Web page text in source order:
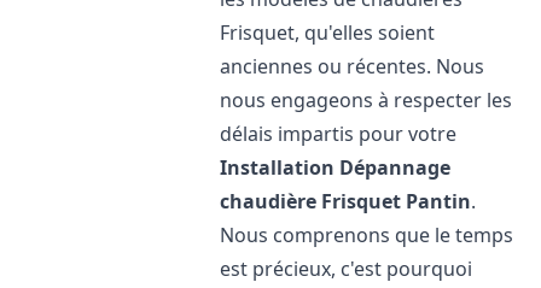
Frisquet, qu'elles soient
anciennes ou récentes. Nous
nous engageons à respecter les
délais impartis pour votre
Installation Dépannage
chaudière Frisquet Pantin.
Nous comprenons que le temps
est précieux, c'est pourquoi